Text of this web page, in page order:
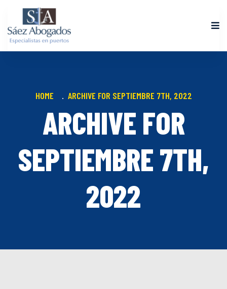
HOME ARCHIVE FOR SEPTIEMBRE 7TH, 2022
ARCHIVE FOR
SEPTIEMBRE 7TH,
2022